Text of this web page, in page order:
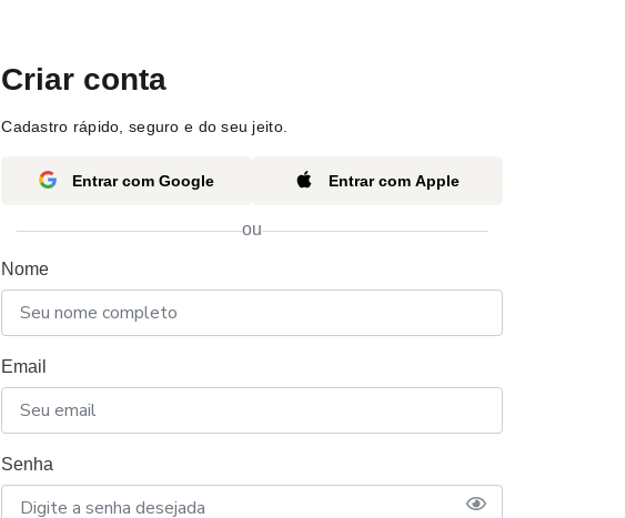
Criar conta
Cadastro rápido, seguro e do seu jeito.
Entrar com Google Entrar com Apple
ou
Nome
Email
Senha